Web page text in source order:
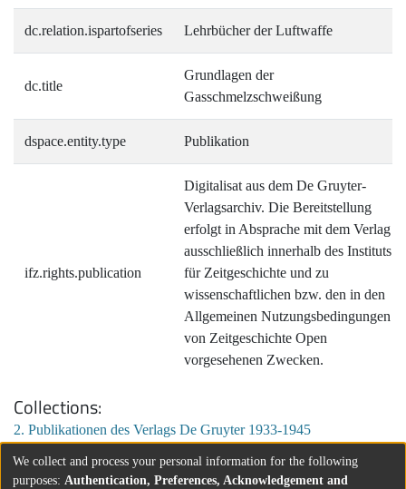
dc.relation.ispartofseries Lehrbücher der Luftwaffe
dc.title
Grundlagen der
Gasschmelzschweißung
dspace.entity.type Publikation
ifz.rights.publication
Digitalisat aus dem De Gruyter-
Verlagsarchiv. Die Bereitstellung
erfolgt in Absprache mit dem Verlag
ausschließlich innerhalb des Instituts
für Zeitgeschichte und zu
wissenschaftlichen bzw. den in den
Allgemeinen Nutzungsbedingungen
von Zeitgeschichte Open
vorgesehenen Zwecken.
Collections
2. Publikationen des Verlags De Gruyter 1933-1945
We collect and process your personal information for the following
purposes: Authentication, Preferences, Acknowledgement and